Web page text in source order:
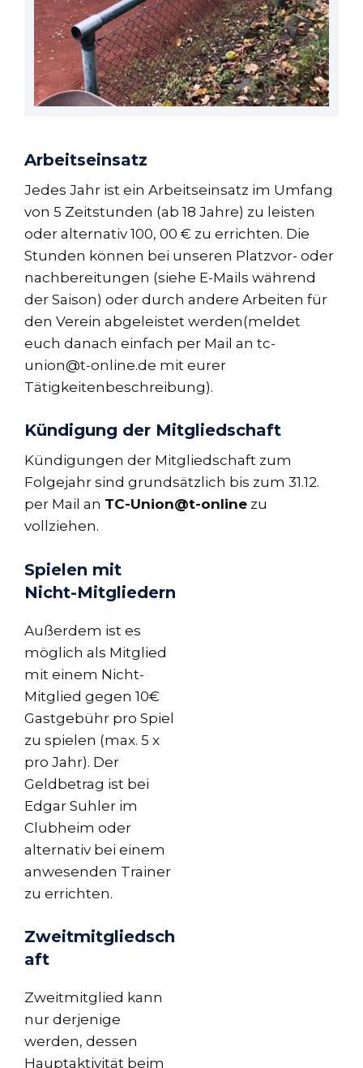
Arbeitseinsatz
Jedes Jahr ist ein Arbeitseinsatz im Umfang
von 5 Zeitstunden (ab 18 Jahre) zu leisten
oder alternativ 100, 00 € zu errichten. Die
Stunden können bei unseren Platzvor- oder
nachbereitungen (siehe E-Mails während
der Saison) oder durch andere Arbeiten für
den Verein abgeleistet werden(meldet
euch danach einfach per Mail an tc-
union@t-online.de mit eurer
Tätigkeitenbeschreibung).
Kündigung der Mitgliedschaft
Kündigungen der Mitgliedschaft zum
Folgejahr sind grundsätzlich bis zum 31.12.
per Mail an TC-Union@t-online zu
vollziehen.
Spielen mit
Nicht-Mitgliedern
Außerdem ist es
möglich als Mitglied
mit einem Nicht-
Mitglied gegen 10€
Gastgebühr pro Spiel
zu spielen (max. 5 x
pro Jahr). Der
Geldbetrag ist bei
Edgar Suhler im
Clubheim oder
alternativ bei einem
anwesenden Trainer
zu errichten.
Zweitmitgliedsch
aft
Zweitmitglied kann
nur derjenige
werden, dessen
Hauptaktivität beim